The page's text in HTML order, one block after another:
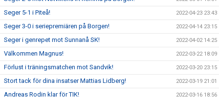
Seger 5-1 i Piteå! 2022-04-23 23:43
Seger 3-0 i seriepremiären på Borgen! 2022-04-14 23:15
Seger i genrepet mot Sunnanå SK! 2022-04-02 14:25
Välkommen Magnus! 2022-03-22 18:09
Förlust i träningsmatchen mot Sandvik! 2022-03-20 23:15
Stort tack för dina insatser Mattias Lidberg! 2022-03-19 21:01
Andreas Rodin klar för TIK! 2022-03-16 18:56